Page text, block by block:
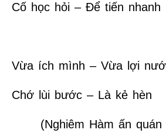
Cố học hỏi – Để tiến nhanh
Vừa ích mình – Vừa lợi
Chớ lùi bước – Là kẻ hèn
(Nghiêm Hàm ấn